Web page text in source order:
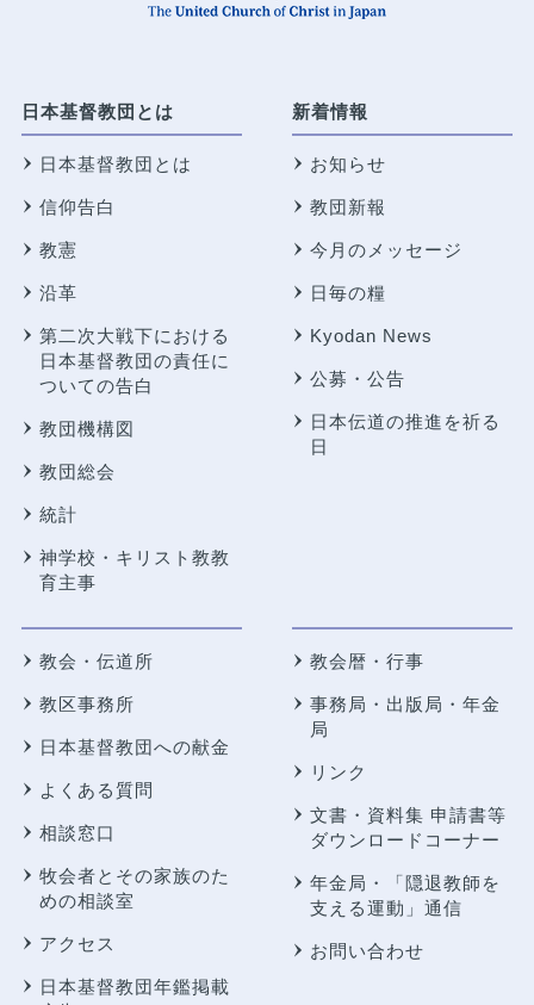
日本基督教団とは
日本基督教団とは
信仰告白
教憲
沿革
第二次大戦下における
日本基督教団の責任に
ついての告白
教団機構図
教団総会
統計
神学校・キリスト教教
育主事
新着情報
お知らせ
教団新報
今月のメッセージ
日毎の糧
Kyodan News
公募・公告
日本伝道の推進を祈る
日
教会・伝道所
教区事務所
日本基督教団への献金
よくある質問
相談窓口
牧会者とその家族のた
めの相談室
アクセス
日本基督教団年鑑掲載
教会暦・行事
事務局・出版局・年金
局
リンク
文書・資料集 申請書等
ダウンロードコーナー
年金局・
「隠退教師を
支える運動」通信
お問い合わせ